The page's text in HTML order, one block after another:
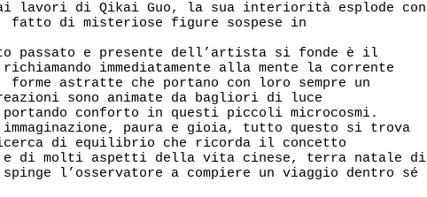
lavori di Qikai Guo, la sua interiorità esplode con
fatto di misteriose figure sospese in
passato e presente dell’artista si fonde è il
immediatamente alla mente la corrente
astratte che portano con loro sempre un
sono animate da bagliori di luce
conforto in questi piccoli microcosmi.
paura e gioia, tutto questo si trova
di equilibrio che ricorda il concetto
di molti aspetti della vita cinese, terra natale di
l’osservatore a compiere un viaggio dentro sé